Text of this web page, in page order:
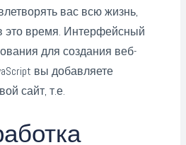
вас всю жизнь,
это время. Интерфейсный
для создания веб-
вы добавляете
сайт, т.е.